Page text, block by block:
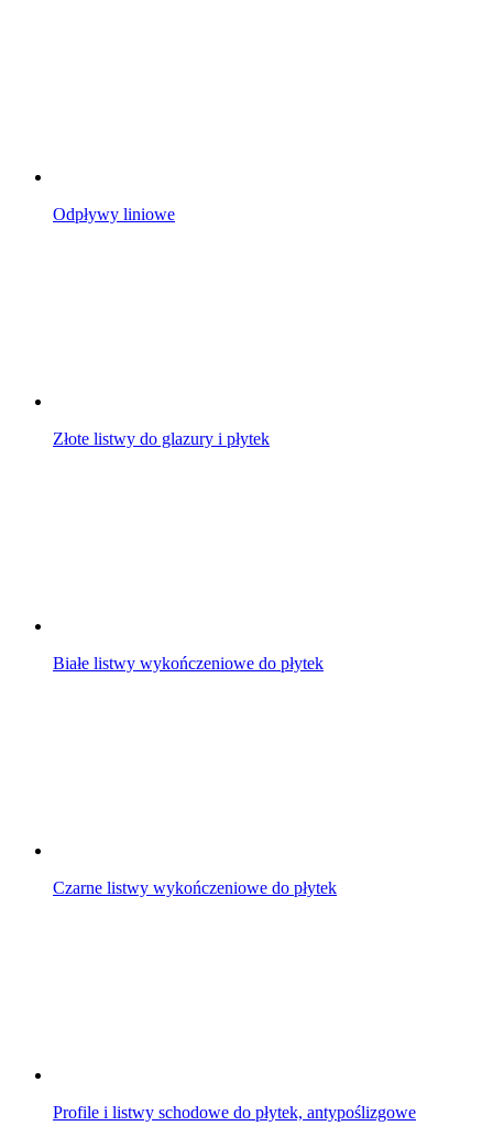
Odpływy liniowe
Złote listwy do glazury i płytek
Białe listwy wykończeniowe do płytek
Czarne listwy wykończeniowe do płytek
Profile i listwy schodowe do płytek, antypoślizgowe